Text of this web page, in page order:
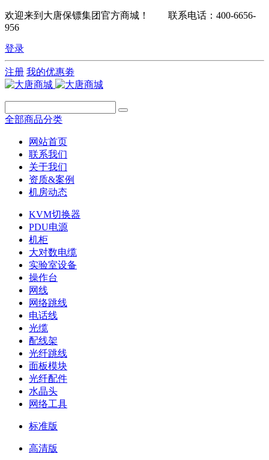
欢迎来到大唐保镖集团官方商城！ 联系电话：400-6656-
956
登录
注册 我的优惠劵
全部商品分类
网站首页
联系我们
关于我们
资质&案例
机房动态
KVM切换器
PDU电源
机柜
大对数电缆
实验室设备
操作台
网线
网络跳线
电话线
光缆
配线架
光纤跳线
面板模块
光纤配件
水晶头
网络工具
标准版
高清版